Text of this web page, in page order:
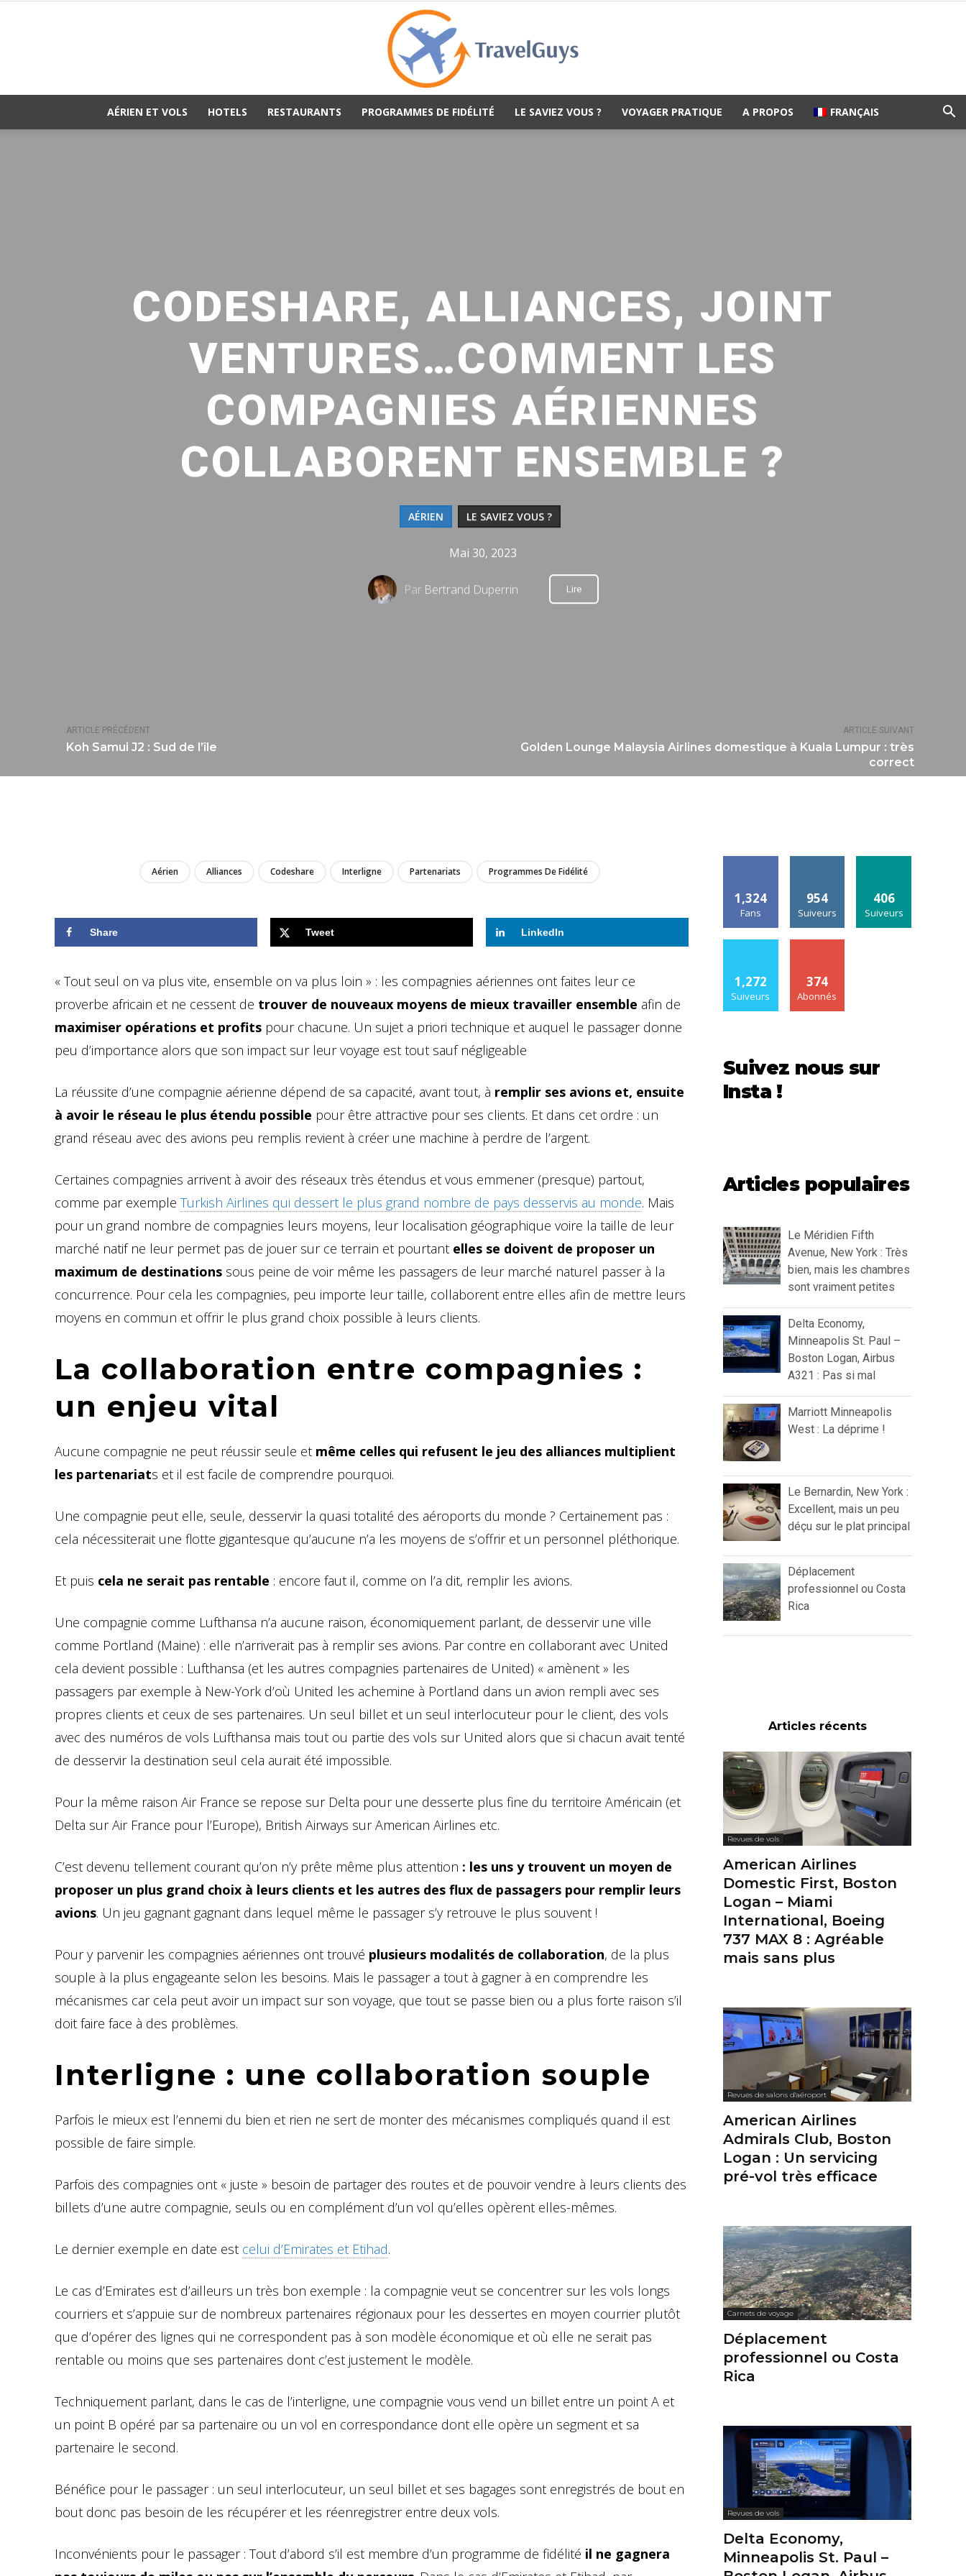
AÉRIEN ET VOLS HOTELS RESTAURANTS PROGRAMMES DE FIDÉLITÉ LE SAVIEZ VOUS ? VOYAGER PRATIQUE A PROPOS FRANÇAIS
ARTICLE PRÉCÉDENT
Koh Samui J2 : Sud de l’île
ARTICLE SUIVANT
Golden Lounge Malaysia Airlines domestique à Kuala Lumpur : très
correct
CODESHARE, ALLIANCES, JOINT
VENTURES…COMMENT LES
COMPAGNIES AÉRIENNES
COLLABORENT ENSEMBLE ?
AÉRIEN LE SAVIEZ VOUS ?
Mai 30, 2023
Par Bertrand Duperrin Lire
Aérien Alliances Codeshare Interligne Partenariats Programmes De Fidélité
Share Tweet LinkedIn
« Tout seul on va plus vite, ensemble on va plus loin » : les compagnies aériennes ont faites leur ce
proverbe africain et ne cessent de trouver de nouveaux moyens de mieux travailler ensemble afin de
maximiser opérations et profits pour chacune. Un sujet a priori technique et auquel le passager donne
peu d’importance alors que son impact sur leur voyage est tout sauf négligeable
La réussite d’une compagnie aérienne dépend de sa capacité, avant tout, à remplir ses avions et, ensuite
à avoir le réseau le plus étendu possible pour être attractive pour ses clients. Et dans cet ordre : un
grand réseau avec des avions peu remplis revient à créer une machine à perdre de l’argent.
Certaines compagnies arrivent à avoir des réseaux très étendus et vous emmener (presque) partout,
comme par exemple Turkish Airlines qui dessert le plus grand nombre de pays desservis au monde. Mais
pour un grand nombre de compagnies leurs moyens, leur localisation géographique voire la taille de leur
marché natif ne leur permet pas de jouer sur ce terrain et pourtant elles se doivent de proposer un
maximum de destinations sous peine de voir même les passagers de leur marché naturel passer à la
concurrence. Pour cela les compagnies, peu importe leur taille, collaborent entre elles afin de mettre leurs
moyens en commun et offrir le plus grand choix possible à leurs clients.
La collaboration entre compagnies :
un enjeu vital
Aucune compagnie ne peut réussir seule et même celles qui refusent le jeu des alliances multiplient
les partenariats et il est facile de comprendre pourquoi.
Une compagnie peut elle, seule, desservir la quasi totalité des aéroports du monde ? Certainement pas :
cela nécessiterait une flotte gigantesque qu’aucune n’a les moyens de s’offrir et un personnel pléthorique.
Et puis cela ne serait pas rentable : encore faut il, comme on l’a dit, remplir les avions.
Une compagnie comme Lufthansa n’a aucune raison, économiquement parlant, de desservir une ville
comme Portland (Maine) : elle n’arriverait pas à remplir ses avions. Par contre en collaborant avec United
cela devient possible : Lufthansa (et les autres compagnies partenaires de United) « amènent » les
passagers par exemple à New-York d’où United les achemine à Portland dans un avion rempli avec ses
propres clients et ceux de ses partenaires. Un seul billet et un seul interlocuteur pour le client, des vols
avec des numéros de vols Lufthansa mais tout ou partie des vols sur United alors que si chacun avait tenté
de desservir la destination seul cela aurait été impossible.
Pour la même raison Air France se repose sur Delta pour une desserte plus fine du territoire Américain (et
Delta sur Air France pour l’Europe), British Airways sur American Airlines etc.
C’est devenu tellement courant qu’on n’y prête même plus attention : les uns y trouvent un moyen de
proposer un plus grand choix à leurs clients et les autres des flux de passagers pour remplir leurs
avions. Un jeu gagnant gagnant dans lequel même le passager s’y retrouve le plus souvent !
Pour y parvenir les compagnies aériennes ont trouvé plusieurs modalités de collaboration, de la plus
souple à la plus engageante selon les besoins. Mais le passager a tout à gagner à en comprendre les
mécanismes car cela peut avoir un impact sur son voyage, que tout se passe bien ou a plus forte raison s’il
doit faire face à des problèmes.
Interligne : une collaboration souple
Parfois le mieux est l’ennemi du bien et rien ne sert de monter des mécanismes compliqués quand il est
possible de faire simple.
Parfois des compagnies ont « juste » besoin de partager des routes et de pouvoir vendre à leurs clients des
billets d’une autre compagnie, seuls ou en complément d’un vol qu’elles opèrent elles-mêmes.
Le dernier exemple en date est celui d’Emirates et Etihad.
Le cas d’Emirates est d’ailleurs un très bon exemple : la compagnie veut se concentrer sur les vols longs
courriers et s’appuie sur de nombreux partenaires régionaux pour les dessertes en moyen courrier plutôt
que d’opérer des lignes qui ne correspondent pas à son modèle économique et où elle ne serait pas
rentable ou moins que ses partenaires dont c’est justement le modèle.
Techniquement parlant, dans le cas de l’interligne, une compagnie vous vend un billet entre un point A et
un point B opéré par sa partenaire ou un vol en correspondance dont elle opère un segment et sa
partenaire le second.
Bénéfice pour le passager : un seul interlocuteur, un seul billet et ses bagages sont enregistrés de bout en
bout donc pas besoin de les récupérer et les réenregistrer entre deux vols.
Inconvénients pour le passager : Tout d’abord s’il est membre d’un programme de fidélité il ne gagnera
1,324
Fans
954
Suiveurs
406
Suiveurs
1,272
Suiveurs
374
Abonnés
Suivez nous sur
Insta !
Articles populaires
Le Méridien Fifth
Avenue, New York : Très
bien, mais les chambres
sont vraiment petites
Delta Economy,
Minneapolis St. Paul –
Boston Logan, Airbus
A321 : Pas si mal
Marriott Minneapolis
West : La déprime !
Le Bernardin, New York :
Excellent, mais un peu
déçu sur le plat principal
Déplacement
professionnel ou Costa
Rica
Articles récents
Revues de vols
American Airlines
Domestic First, Boston
Logan – Miami
International, Boeing
737 MAX 8 : Agréable
mais sans plus
Revues de salons d'aéroport
American Airlines
Admirals Club, Boston
Logan : Un servicing
pré-vol très efficace
Carnets de voyage
Déplacement
professionnel ou Costa
Rica
Revues de vols
Delta Economy,
Minneapolis St. Paul –